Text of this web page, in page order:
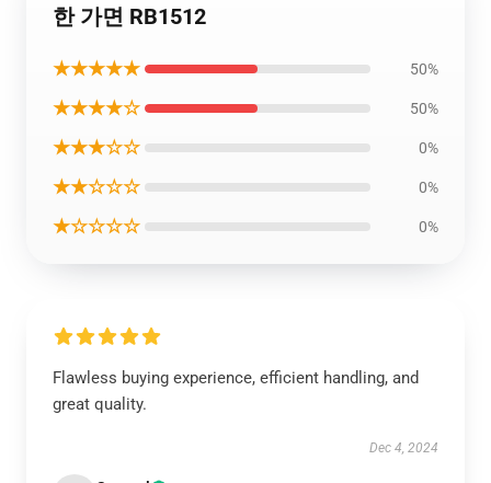
한 가면 RB1512
★★★★★ 50%
★★★★☆ 50%
★★★☆☆ 0%
★★☆☆☆ 0%
★☆☆☆☆ 0%
Flawless buying experience, efficient handling, and
great quality.
Dec 4, 2024